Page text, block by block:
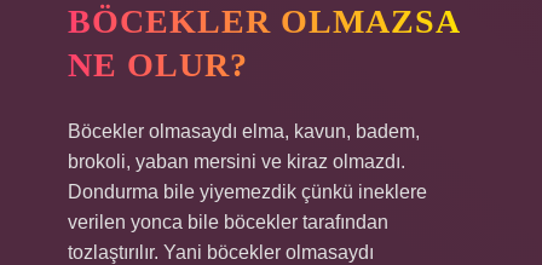
BÖCEKLER OLMAZSA
NE OLUR?
Böcekler olmasaydı elma, kavun, badem,
brokoli, yaban mersini ve kiraz olmazdı.
Dondurma bile yiyemezdik çünkü ineklere
verilen yonca bile böcekler tarafından
tozlaştırılır. Yani böcekler olmasaydı